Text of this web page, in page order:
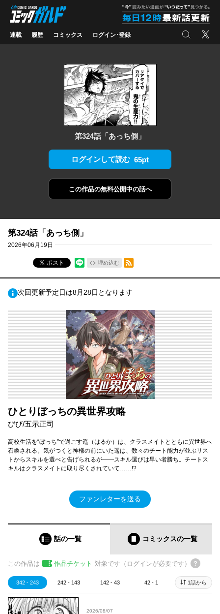
コミックガルド
連載 履歴 コミックス ログイン･登録 検索 X
第324話「あっち側」
ログインして読む 65pt
この作品の無料公開中の話へ
第324話「あっち側」
2026年06月19日
ポスト 埋め込む
RSSフィード
次回更新予定日は8月28日となります
ひとりぼっちの異世界攻略
びび/五示正司
高校生活を“ぼっち”で過ごす遥（はるか）は、クラスメイトとともに異世界へ
召喚される。気がつくと神様の前にいた遥は、数々のチート能力が並ぶリス
トからスキルを選べと告げられるが――スキル選びは早い者勝ち。チートス
キルはクラスメイトに取り尽くされていて……!?
ファンレターを送る
話の一覧 コミックスの一覧
この作品は 作品チケット 対象です（ログインが必要です）
342 - 243 242 - 143 142 - 43 42 - 1 1話から
2026/08/07